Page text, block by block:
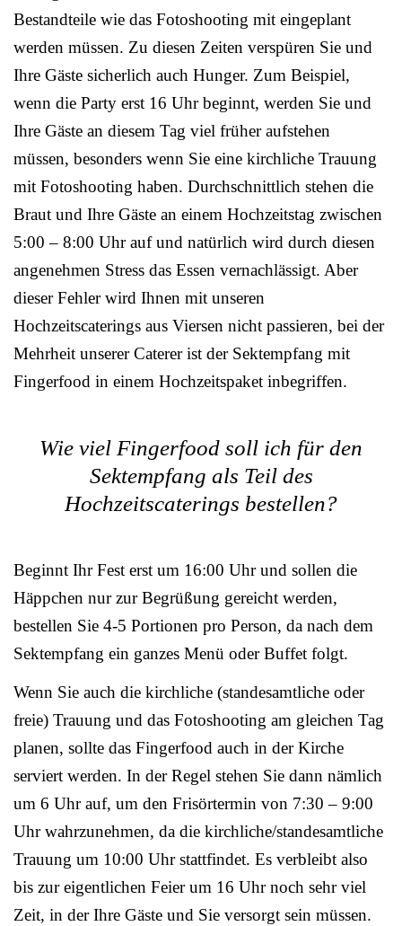
Bestandteile wie das Fotoshooting mit eingeplant
werden müssen. Zu diesen Zeiten verspüren Sie und
Ihre Gäste sicherlich auch Hunger. Zum Beispiel,
wenn die Party erst 16 Uhr beginnt, werden Sie und
Ihre Gäste an diesem Tag viel früher aufstehen
müssen, besonders wenn Sie eine kirchliche Trauung
mit Fotoshooting haben. Durchschnittlich stehen die
Braut und Ihre Gäste an einem Hochzeitstag zwischen
5:00 – 8:00 Uhr auf und natürlich wird durch diesen
angenehmen Stress das Essen vernachlässigt. Aber
dieser Fehler wird Ihnen mit unseren
Hochzeitscaterings aus Viersen nicht passieren, bei der
Mehrheit unserer Caterer ist der Sektempfang mit
Fingerfood in einem Hochzeitspaket inbegriffen.
Wie viel Fingerfood soll ich für den
Sektempfang als Teil des
Hochzeitscaterings bestellen?
Beginnt Ihr Fest erst um 16:00 Uhr und sollen die
Häppchen nur zur Begrüßung gereicht werden,
bestellen Sie 4-5 Portionen pro Person, da nach dem
Sektempfang ein ganzes Menü oder Buffet folgt.
Wenn Sie auch die kirchliche (standesamtliche oder
freie) Trauung und das Fotoshooting am gleichen Tag
planen, sollte das Fingerfood auch in der Kirche
serviert werden. In der Regel stehen Sie dann nämlich
um 6 Uhr auf, um den Frisörtermin von 7:30 – 9:00
Uhr wahrzunehmen, da die kirchliche/standesamtliche
Trauung um 10:00 Uhr stattfindet. Es verbleibt also
bis zur eigentlichen Feier um 16 Uhr noch sehr viel
Zeit, in der Ihre Gäste und Sie versorgt sein müssen.